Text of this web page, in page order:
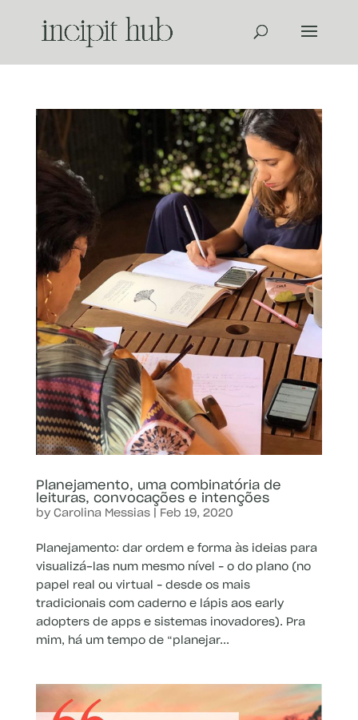
Planejamento, uma combinatória de
leituras, convocações e intenções
by Carolina Messias| Feb 19, 2020
Planejamento: dar ordem e forma às ideias para
visualizá-las num mesmo nível – o do plano (no
papel real ou virtual – desde os mais
tradicionais com caderno e lápis aos early
adopters de apps e sistemas inovadores). Pra
mim, há um tempo de “planejar...